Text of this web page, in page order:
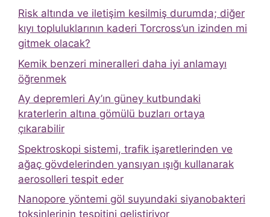
Risk altında ve iletişim kesilmiş durumda; diğer
kıyı topluluklarının kaderi Torcross’un izinden mi
gitmek olacak?
Kemik benzeri mineralleri daha iyi anlamayı
öğrenmek
Ay depremleri Ay’ın güney kutbundaki
kraterlerin altına gömülü buzları ortaya
çıkarabilir
Spektroskopi sistemi, trafik işaretlerinden ve
ağaç gövdelerinden yansıyan ışığı kullanarak
aerosolleri tespit eder
Nanopore yöntemi göl suyundaki siyanobakteri
toksinlerinin tespitini geliştiriyor